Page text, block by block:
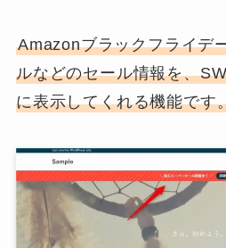
Amazonブラックフライデ
ルなどのセール情報を、
に表示してくれる機能です